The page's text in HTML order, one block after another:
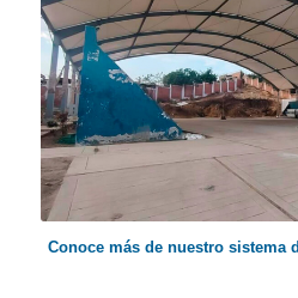
Conoce más de nuestro sistema